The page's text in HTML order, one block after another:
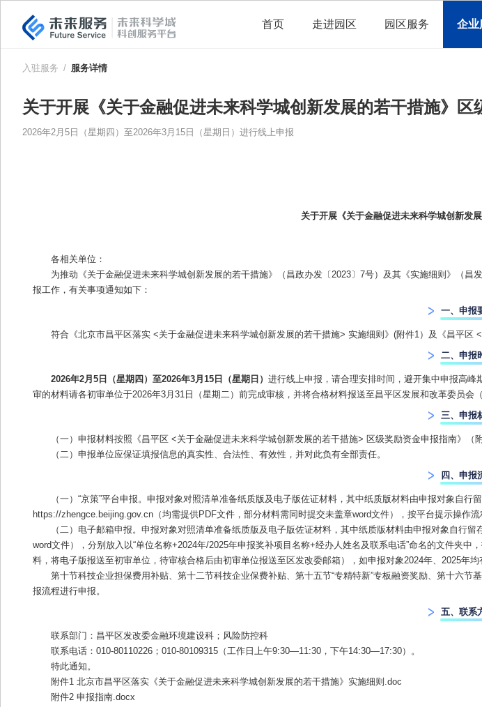
首页 走进园区 园区服务 企业
入驻服务 / 服务详情
关于开展《关于金融促进未来科学城创新发展的若干措施》区
2026年2月5日（星期四）至2026年3月15日（星期日）进行线上申报
关于开展《关于金融促进未来科学城创新发
各相关单位：
为推动《关于金融促进未来科学城创新发展的若干措施》（昌政办发〔2023〕7号）及其《实施细则》（
报工作，有关事项通知如下：
一、申报
符合《北京市昌平区落实 <关于金融促进未来科学城创新发展的若干措施> 实施细则》(附件1）及《昌平
二、申报
2026年2月5日（星期四）至2026年3月15日（星期日） 进行线上申报，请合理安排时间，避开集中申报高
审的材料请各初审单位于2026年3月31日（星期二）前完成审核，并将合格材料报送至昌平区发展和改革委员会
三、申报
（一）申报材料按照《昌平区 <关于金融促进未来科学城创新发展的若干措施> 区级奖励资金申报指南》（
（二）申报单位应保证填报信息的真实性、合法性、有效性，并对此负有全部责任。
四、申报
（一）“京策”平台申报。申报对象对照清单准备纸质版及电子版佐证材料，其中纸质版材料由申报对象自
https://zhengce.beijing.gov.cn（均需提供PDF文件，部分材料需同时提交未盖章word文件），按平台提示操作流
（二）电子邮箱申报。申报对象对照清单准备纸质版及电子版佐证材料，其中纸质版材料由申报对象自行
word文件），分别放入以“单位名称+2024年/2025年申报奖补项目名称+经办人姓名及联系电话”命名的文件夹
料，将电子版报送至初审单位，待审核合格后由初审单位报送至区发改委邮箱），如申报对象2024年、2025年
第十节科技企业担保费用补贴、第十二节科技企业保费补贴、第十五节“专精特新”专板融资奖励、第十六
报流程进行申报。
五、联系
联系部门：昌平区发改委金融环境建设科；风险防控科
联系电话：010-80110226；010-80109315（工作日上午9:30—11:30，下午14:30—17:30）。
特此通知。
附件1 北京市昌平区落实《关于金融促进未来科学城创新发展的若干措施》实施细则.doc
附件2 申报指南.docx